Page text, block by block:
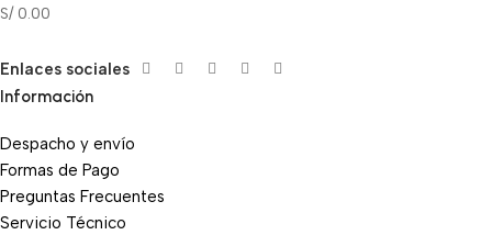
S/ 0.00
Enlaces sociales
Información
Despacho y envío
Formas de Pago
Preguntas Frecuentes
Servicio Técnico